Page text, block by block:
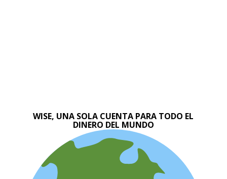
WISE, UNA SOLA CUENTA PARA TODO EL
DINERO DEL MUNDO